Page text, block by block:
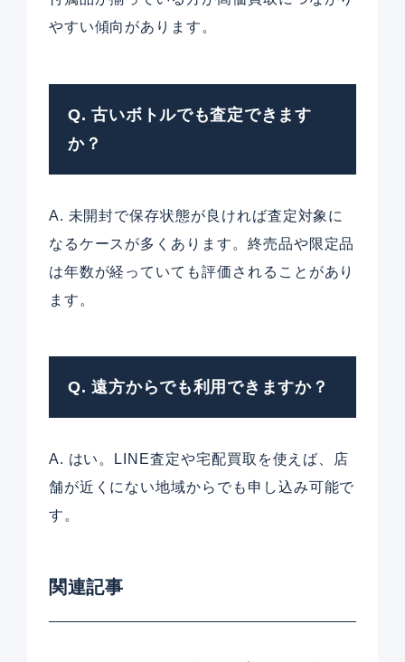
やすい傾向があります。
Q. 古いボトルでも査定できます
か？
A. 未開封で保存状態が良ければ査定対象に
なるケースが多くあります。終売品や限定品
は年数が経っていても評価されることがあり
ます。
Q. 遠方からでも利用できますか？
A. はい。LINE査定や宅配買取を使えば、店
舗が近くにない地域からでも申し込み可能で
す。
関連記事